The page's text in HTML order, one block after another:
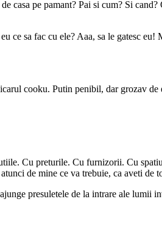
pe pamant? Pai si cum? Si
ce sa fac cu ele? Aaa, sa le gatesc
cooku. Putin penibil, dar grozav de
Cu preturile. Cu furnizorii. Cu
de mine ce va trebuie, ca aveti de
presuletele de la intrare ale lumii